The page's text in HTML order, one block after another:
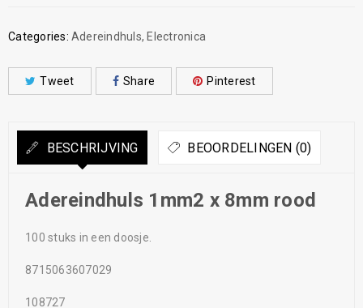
Categories: Adereindhuls,Electronica
Tweet Share Pinterest
BESCHRIJVING BEOORDELINGEN (0)
Adereindhuls 1mm2 x 8mm rood
100 stuks in een doosje.
8715063607029
108727